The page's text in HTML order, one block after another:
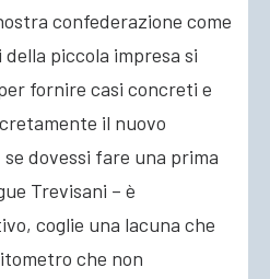
confederazione come
piccola impresa si
fornire casi concreti e
il nuovo
dovessi fare una prima
Trevisani – è
coglie una lacuna che
che non